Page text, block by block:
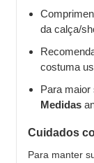
da calça/
costuma
Para
Medidas
Cuidados
Para manter